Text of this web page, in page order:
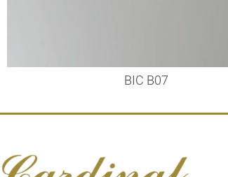
BIC B07